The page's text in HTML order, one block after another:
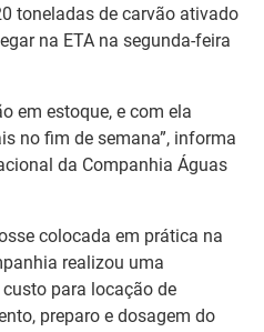
toneladas de carvão ativado
na ETA na segunda-feira
em estoque, e com ela
no fim de semana”, informa
da Companhia Águas
colocada em prática na
realizou uma
para locação de
preparo e dosagem do